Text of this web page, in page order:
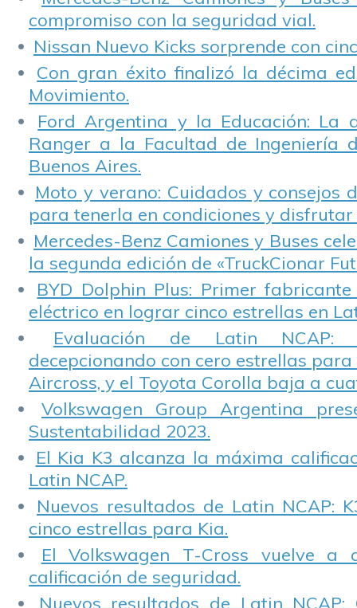
compromiso con la seguridad vial.
Nissan Nuevo Kicks sorprende con
Con gran éxito finalizó la décima
Movimiento.
Ford Argentina y la Educación: La
Ranger a la Facultad de Ingeniería
Buenos Aires.
Moto y verano: Cuidados y consejos
para tenerla en condiciones y disfrutar
Mercedes-Benz Camiones y Buses
la segunda edición de «TruckCionar
BYD Dolphin Plus: Primer
eléctrico en lograr cinco estrellas en
Evaluación de Latin NCAP:
decepcionando con cero estrellas para
Aircross, y el Toyota Corolla baja a
Volkswagen Group Argentina
Sustentabilidad 2023.
El Kia K3 alcanza la máxima
Latin NCAP.
Nuevos resultados de Latin NCAP:
cinco estrellas para Kia.
El Volkswagen T-Cross vuelve a
calificación de seguridad.
Nuevos resultados de Latin NCAP: